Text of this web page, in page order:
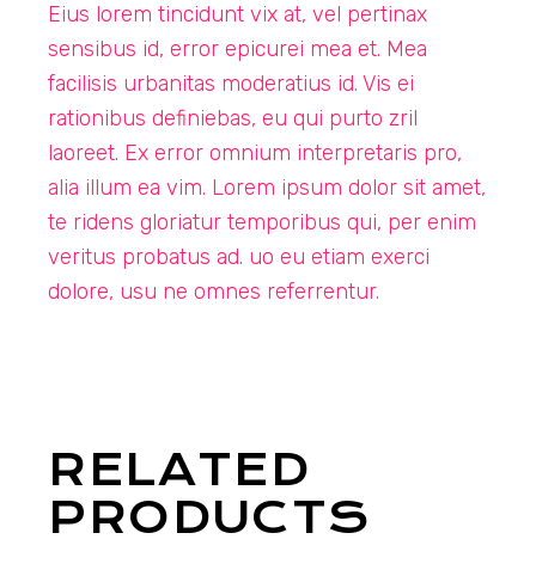
Eius lorem tincidunt vix at, vel pertinax
sensibus id, error epicurei mea et. Mea
facilisis urbanitas moderatius id. Vis ei
rationibus definiebas, eu qui purto zril
laoreet. Ex error omnium interpretaris pro,
alia illum ea vim. Lorem ipsum dolor sit amet,
te ridens gloriatur temporibus qui, per enim
veritus probatus ad. uo eu etiam exerci
dolore, usu ne omnes referrentur.
RELATED
PRODUCTS